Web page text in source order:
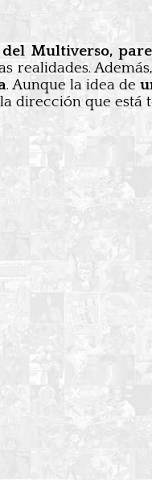
del Multiverso,
realidades.
. Aunque la idea de
dirección que está